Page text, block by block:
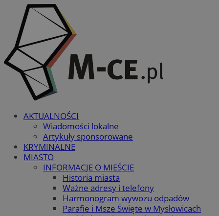
AKTUALNOŚCI
Wiadomości lokalne
Artykuły sponsorowane
KRYMINALNE
MIASTO
INFORMACJE O MIEŚCIE
Historia miasta
Ważne adresy i telefony
Harmonogram wywozu odpadów
Parafie i Msze Święte w Mysłowicach